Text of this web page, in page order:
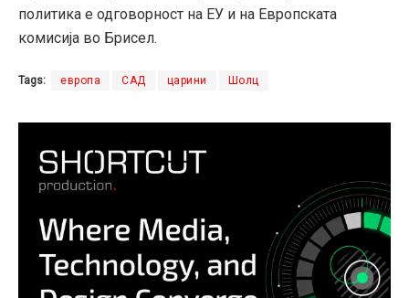
политика е одговорност на ЕУ и на Европската
комисија во Брисел.
Tags: европа САД царини Шолц